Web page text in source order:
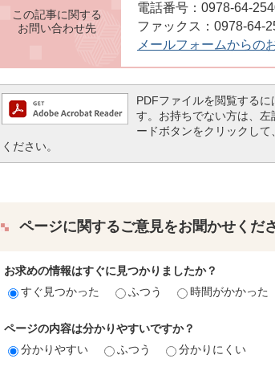
この記事に関する
お問い合わせ先
電話番号：0978-64-
ファックス：0978-64-
メールフォームからの
PDFファイルを閲覧する
す。お持ちでない方は、
ードボタンをクリックし
ください。
ページに関するご意見をお聞かせくだ
お求めの情報はすぐに見つかりましたか？
すぐ見つかった
ふつう 時間がかかった
ページの内容は分かりやすいですか？
分かりやすい
ふつう 分かりにくい